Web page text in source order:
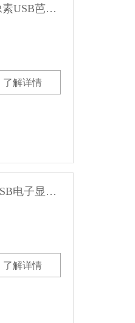
高清200万像素USB芭乐视频色版APP模组
了解详情
200万像素USB电子显微镜模组模块
了解详情